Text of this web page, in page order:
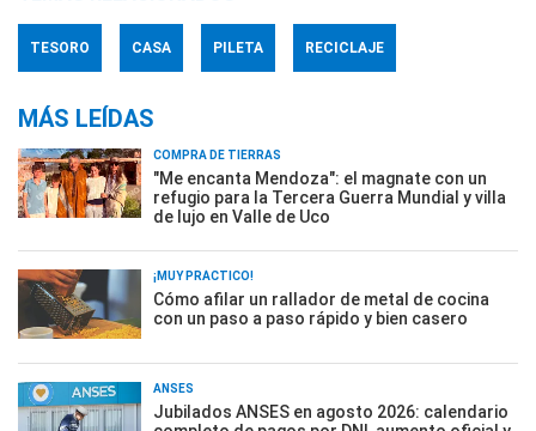
TESORO CASA PILETA RECICLAJE
MÁS LEÍDAS
COMPRA DE TIERRAS
"Me encanta Mendoza": el magnate con un
refugio para la Tercera Guerra Mundial y villa
de lujo en Valle de Uco
¡MUY PRÁCTICO!
Cómo afilar un rallador de metal de cocina
con un paso a paso rápido y bien casero
ANSES
Jubilados ANSES en agosto 2026: calendario